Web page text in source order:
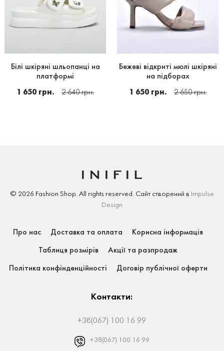
Білі шкіряні шльопанці на
платформі
1 650 грн. 2 640 грн.
Бежеві відкриті мюлі шкіряні
на підборах
1 650 грн. 2 650 грн.
© 2026 Fashion Shop. All rights reserved. Сайт створений в
Impulse
Design
Про нас Доставка та оплата Корисна інформація
Таблиця розмірів Акції та разпродаж
Політика конфінденційності Договір публічної оферти
Контакти:
+38(067) 100 16 99
+38(067) 100 16 99